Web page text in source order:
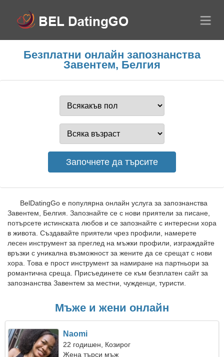
Безплатни онлайн запознанства
Завентем, Белгия
BelDatingGo е популярна онлайн услуга за запознанства
Завентем, Белгия. Запознайте се с нови приятели за писане,
потърсете истинската любов и се запознайте с интересни хора
в живота. Създавайте приятели чрез профили, намерете
лесен инструмент за преглед на мъжки профили, изграждайте
връзки с уникална възможност за жените да се срещат с нови
хора. Това е прост инструмент за намиране на партньори за
романтична среща. Присъединете се към безплатен сайт за
запознанства Завентем за местни, чужденци, туристи.
Мъже и жени онлайн
Naomi
22 годишен, Козирог
Жена търси мъж